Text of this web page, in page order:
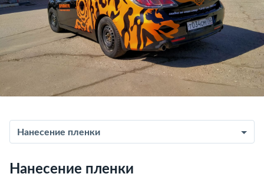
Нанесение пленки
Нанесение пленки